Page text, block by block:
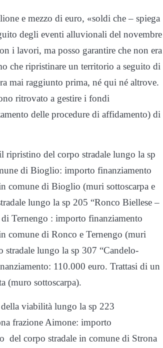
e mezzo di euro, «soldi che – spiega
degli eventi alluvionali del novembre
i lavori, ma posso garantire che non era
che ripristinare un territorio a seguito di
mai raggiunto prima, né qui né altrove.
ritrovato a gestire i fondi
delle procedure di affidamento) di
del corpo stradale lungo la sp
di Bioglio: importo finanziamento
comune di Bioglio (muri sottoscarpa e
lungo la sp 205 “Ronco Biellese –
Ternengo : importo finanziamento
comune di Ronco e Ternengo (muri
lungo la sp 307 “Candelo-
110.000 euro. Trattasi di un
(muro sottoscarpa).
viabilità lungo la sp 223
frazione Aimone: importo
del corpo stradale in comune di Strona